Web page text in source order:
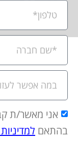
אני מאשר/ת
בהתאם